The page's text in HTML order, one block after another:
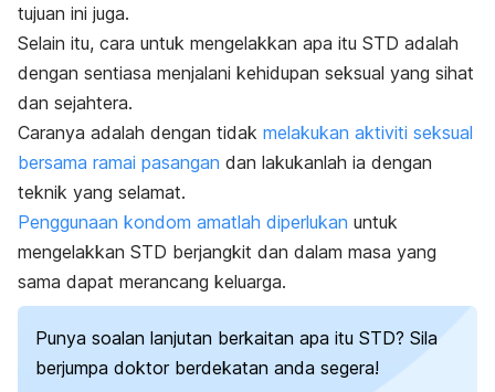
tujuan ini juga.
Selain itu, cara untuk mengelakkan apa itu STD adalah
dengan sentiasa menjalani kehidupan seksual yang sihat
dan sejahtera.
Caranya adalah dengan tidak melakukan aktiviti seksual
bersama ramai pasangan dan lakukanlah ia dengan
teknik yang selamat.
Penggunaan kondom amatlah diperlukan untuk
mengelakkan STD berjangkit dan dalam masa yang
sama dapat merancang keluarga.
Punya soalan lanjutan berkaitan apa itu STD? Sila
berjumpa doktor berdekatan anda segera!